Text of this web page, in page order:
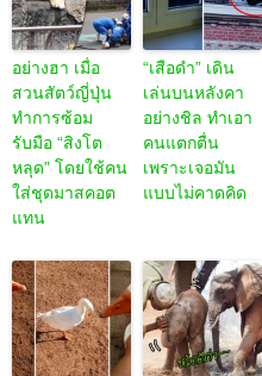
อย่างฮา เมื่อ
สวนสัตว์ญี่ปุ่น
ทำการซ้อม
รับมือ “สิงโต
หลุด” โดยใช้คน
ใส่ชุดมาสคอต
แทน
“เสือดำ” เดิน
เล่นบนหลังคา
อย่างชิล ทำเอา
คนแตกตื่น
เพราะเจอมัน
แบบไม่คาดคิด